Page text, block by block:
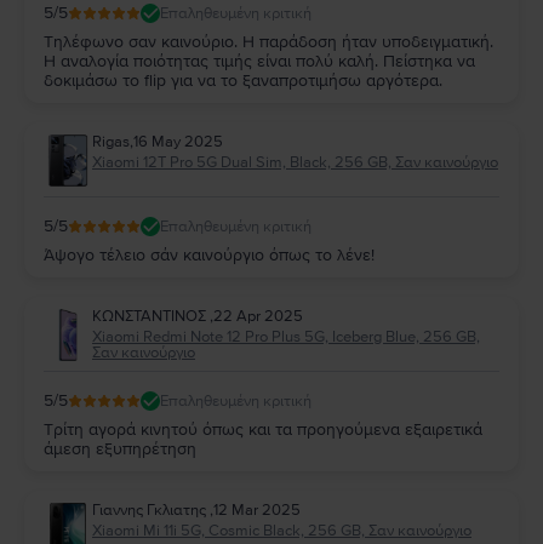
5/5 Επαληθευμένη κριτική
Τηλέφωνο σαν καινούριο. Η παράδοση ήταν υποδειγματική.
Η αναλογία ποιότητας τιμής είναι πολύ καλή. Πείστηκα να
δοκιμάσω το flip για να το ξαναπροτιμήσω αργότερα.
Rigas,16 May 2025
Xiaomi 12T Pro 5G Dual Sim, Black, 256 GB, Σαν καινούργιο
5/5 Επαληθευμένη κριτική
Άψογο τέλειο σάν καινούργιο όπως το λένε!
ΚΩΝΣΤΑΝΤΙΝΟΣ ,22 Apr 2025
Xiaomi Redmi Note 12 Pro Plus 5G, Iceberg Blue, 256 GB,
Σαν καινούργιο
5/5 Επαληθευμένη κριτική
Τρίτη αγορά κινητού όπως και τα προηγούμενα εξαιρετικά
άμεση εξυπηρέτηση
Γιαννης Γκλιατης ,12 Mar 2025
Xiaomi Mi 11i 5G, Cosmic Black, 256 GB, Σαν καινούργιο